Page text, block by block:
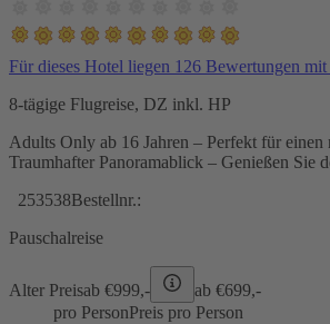
Für dieses Hotel liegen 126 Bewertungen
8-tägige Flugreise, DZ inkl. HP
Adults Only ab 16 Jahren – Perfekt für
Traumhafter Panoramablick – Genießen Sie
253538Bestellnr.:
Pauschalreise
Alter Preisab €999,- ab €699,-
pro PersonPreis pro Person